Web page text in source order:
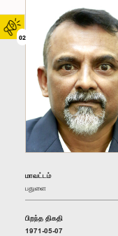
02
மாவட்டம்
பதுளை
பிறந்த திகதி
1971-05-07